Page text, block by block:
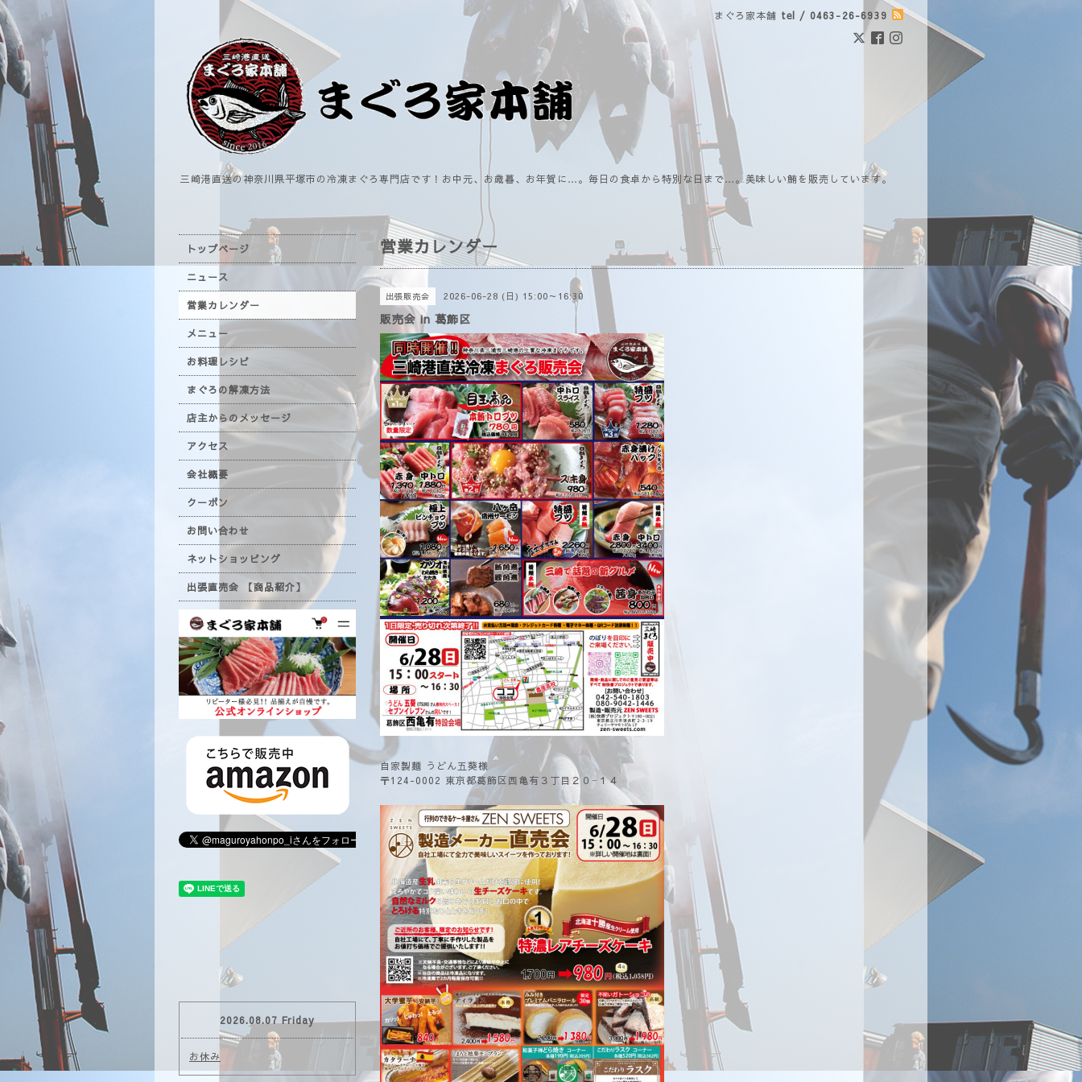
まぐろ家本舗 tel / 0463-26-6939
三崎港直送の神奈川県平塚市の冷凍まぐろ専門店です！お中元、お歳暮、お年賀に…。毎日の食卓から特別な日まで…。美味しい鮪を販売しています。
営業カレンダー
出張販売会 2026-06-28 (日) 15:00～16:30
販売会 in 葛飾区
自家製麵 うどん五葵様
〒124-0002 東京都葛飾区西亀有３丁目２０−１４
トップページ
ニュース
営業カレンダー
メニュー
お料理レシピ
まぐろの解凍方法
店主からのメッセージ
アクセス
会社概要
クーポン
お問い合わせ
ネットショッピング
出張直売会 【商品紹介】
2026.08.07 Friday
お休み